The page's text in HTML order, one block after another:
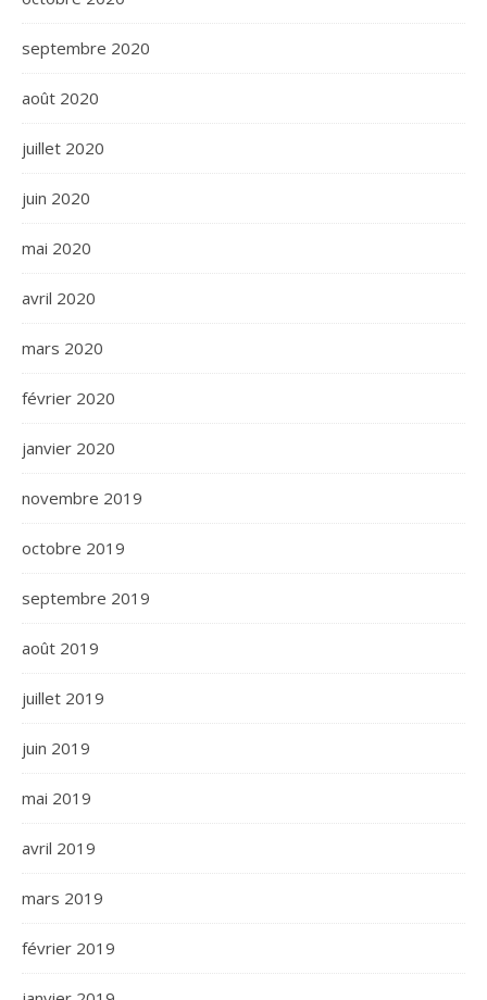
septembre 2020
août 2020
juillet 2020
juin 2020
mai 2020
avril 2020
mars 2020
février 2020
janvier 2020
novembre 2019
octobre 2019
septembre 2019
août 2019
juillet 2019
juin 2019
mai 2019
avril 2019
mars 2019
février 2019